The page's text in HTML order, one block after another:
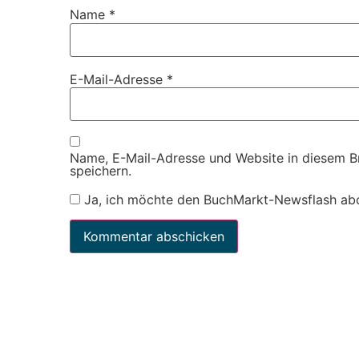
Name *
E-Mail-Adresse *
Name, E-Mail-Adresse und Website in diesem
speichern.
Ja, ich möchte den BuchMarkt-Newsflash